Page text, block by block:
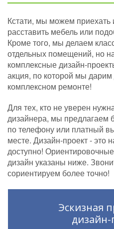
Кстати, мы можем приехать
расставить мебель или
Кроме того, мы делаем
отдельных помещений, но
комплексные дизайн-
акция, по которой мы дарим
комплексном ремонте!
Для тех, кто не уверен
дизайнера, мы предлагаем
по телефону или платный
месте. Дизайн-проект - это
доступно!
дизайн указаны ниже.
сориентируем более точно!
Эскизная
дизайн-